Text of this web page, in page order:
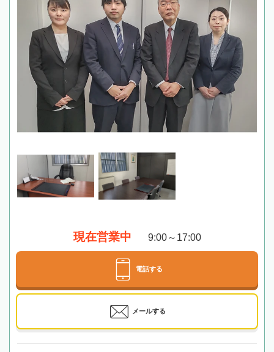
現在営業中 9:00～17:00
電話する
メールする